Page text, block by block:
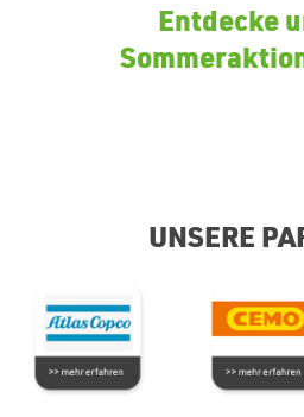
Entdecke
UNSERE